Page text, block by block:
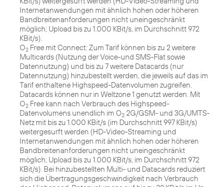
Internetanwendungen mit ähnlich hohen oder höheren
Bandbreitenanforderungen nicht uneingeschränkt
möglich; Upload bis zu 1.000 KBit/s, im Durchschnitt 972
KBit/s).
O2 Free mit Connect: Zum Tarif können bis zu 2 weitere
Multicards (Nutzung der Voice-und SMS-Flat sowie
Datennutzung) und bis zu 7 weitere Datacards (nur
Datennutzung) hinzubestellt werden, die jeweils auf das im
Tarif enthaltene Highspeed-Datenvolumen zugreifen.
Datacards können nur in Weltzone 1 genutzt werden. Mit
O2 Free kann nach Verbrauch des Highspeed-
Datenvolumens unendlich im O2 2G/GSM- und 3G/UMTS-
Netz mit bis zu 1.000 KBit/s (im Durchschnitt 997 KBit/s)
weitergesurft werden (HD-Video-Streaming und
Internetanwendungen mit ähnlich hohen oder höheren
Bandbreitenanforderungen nicht uneingeschränkt
möglich; Upload bis zu 1.000 KBit/s, im Durchschnitt 972
KBit/s). Bei hinzubestellten Multi- und Datacards reduziert
sich die Übertragungsgeschwindigkeit nach Verbrauch